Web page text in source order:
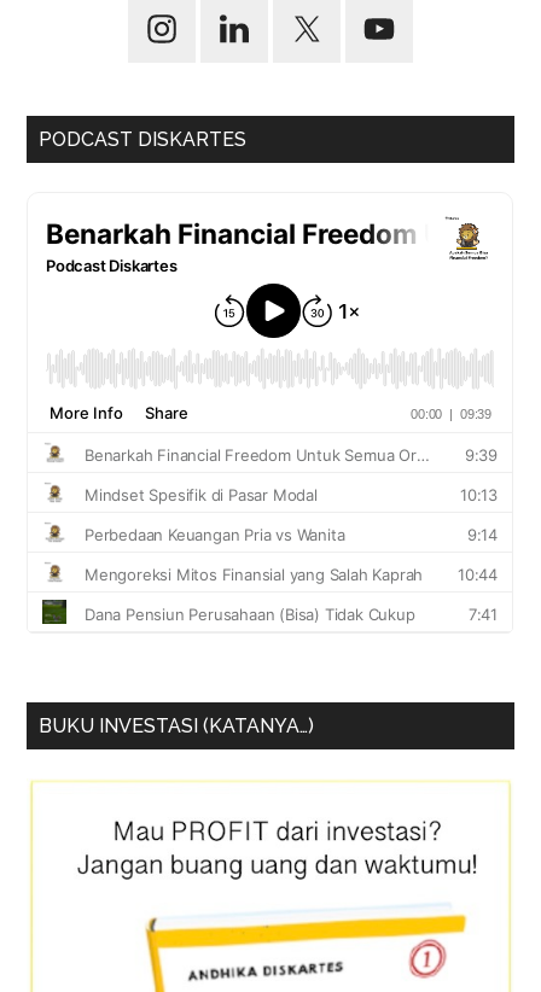
PODCAST DISKARTES
BUKU INVESTASI (KATANYA…)